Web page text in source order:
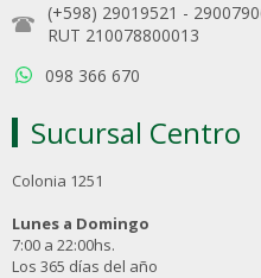
(+598) 29019521 -
RUT 210078800013
098 366 670
Sucursal Centro
Colonia 1251
Lunes a Domingo
7:00 a 22:00hs.
Los 365 días del año